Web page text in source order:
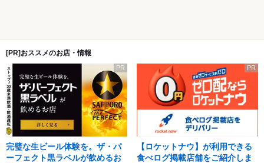
[PR]おススメのお店・情報
PR
完璧な生ビール体験を。ザ・パ
ーフェクト黒ラベルが飲めるお
PR
【ロケットナウ】が利用できる
食べログ掲載店舗をご紹介しま